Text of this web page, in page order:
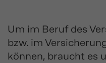
Um im Beruf des
bzw. im
können, braucht es